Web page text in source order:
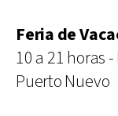
Feria de
10 a 21 horas
Puerto Nuevo